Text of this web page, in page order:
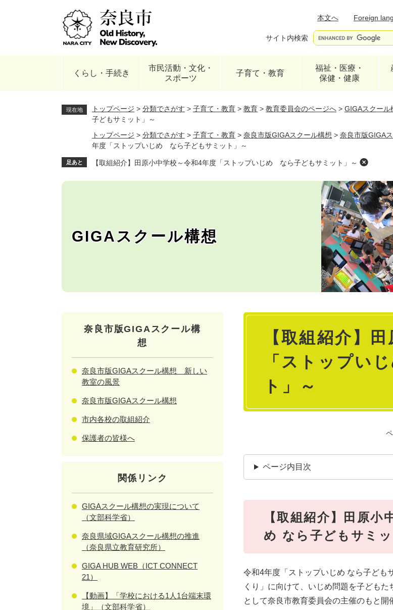
本文へ
Foreign
サイト内検索
くらし・手続き
市民活動・文化・
スポーツ
子育て・教育
福祉・医療・
保健・健康
現在地 トップページ > 分類でさがす > 子育て・教育 > 教育 > 教育委員会のページへ > GIGAスクール
子どもサミット」～
トップページ > 分類でさがす > 子育て・教育 > 奈良市版GIGAスクール構想 > 奈良市版GIGA
年度「ストップいじめ なら子どもサミット」～
足あと 【取組紹介】田原小中学校～令和4年度「ストップいじめ なら子どもサミット」～
GIGAスクール構想
本
【取組紹介】
「ストップい
ト」～
ページ内目次
【取組紹介】田原
め なら子どもサミッ
令和4年度「ストップいじめ なら子ども
くり」に向けて、いじめ問題を子ども
として奈良市教育委員会の主催のもと
奈良市版GIGAスクール構
想
奈良市版GIGAスクール構想 新しい
教室の風景
奈良市版GIGAスクール構想
市内各校の取組紹介
保護者の皆様へ
関係リンク
GIGAスクール構想の実現について
（文部科学省）
奈良県域GIGAスクール構想の推進
（奈良県立教育研究所）
GIGA HUB WEB（ICT CONNECT
21）
【動画】「学校における1人1台端末環
境」（文部科学省）